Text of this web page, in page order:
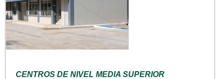
CENTROS DE NIVEL MEDIA SUPERIOR